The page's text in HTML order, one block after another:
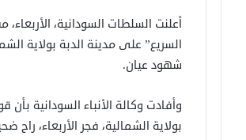
السريع” على مدينة الدبة بولاية
شهود عيان.
وأفادت وكالة الأنباء السودانية
بولاية الشمالية، فجر الأربعاء، راح ضحيته 6 من أفراد أسرة واحدة (أب وأم و4